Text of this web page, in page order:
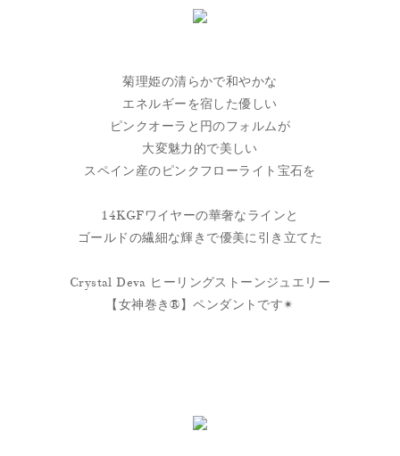
菊理姫の清らかで和やかな
エネルギーを宿した優しい
ピンクオーラと円のフォルムが
大変魅力的で美しい
スペイン産のピンクフローライト宝石を
14KGFワイヤーの華奢なラインと
ゴールドの繊細な輝きで優美に引き立てた
Crystal Deva ヒーリングストーンジュエリー
【女神巻き®】ペンダントです✴︎